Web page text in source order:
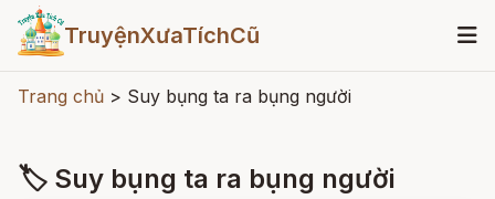
TruyệnXưaTíchCũ
Trang chủ > Suy bụng ta ra bụng người
🏷 Suy bụng ta ra bụng người